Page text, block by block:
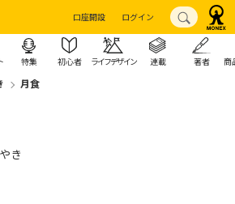
口座開設 ログイン
特集 初心者 ライフデザイン 連載 著者 商
月食
き